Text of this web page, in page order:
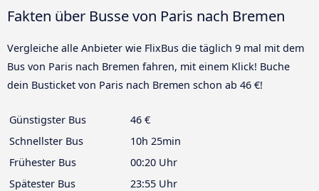
Fakten über Busse von Paris nach Bremen
Vergleiche alle Anbieter wie FlixBus die täglich 9 mal mit dem
Bus von Paris nach Bremen fahren, mit einem Klick! Buche
dein Busticket von Paris nach Bremen schon ab 46 €!
Günstigster Bus
46 €
Schnellster Bus
10h 25min
Frühester Bus
00:20 Uhr
Spätester Bus
23:55 Uhr